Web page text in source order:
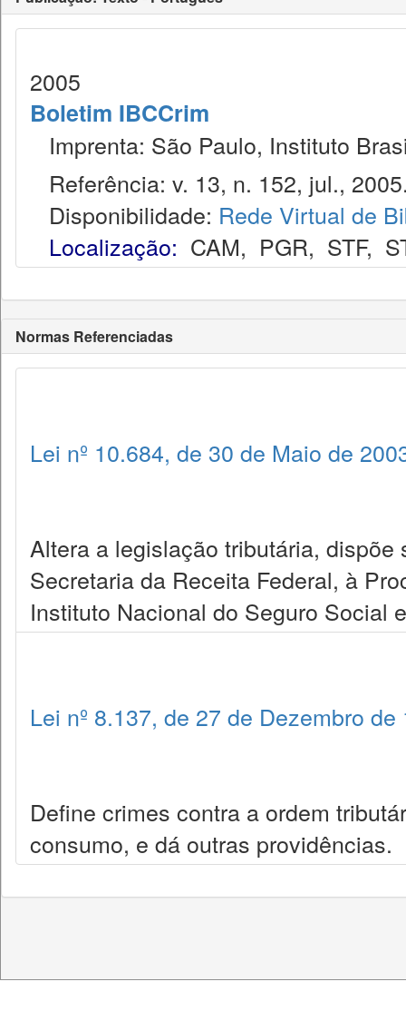
2005
Boletim IBCCrim
Imprenta: São Paulo, Instituto
Referência: v. 13, n. 152, jul.,
Disponibilidade: Rede Virtual de
Localização: CAM, PGR, STF,
Normas Referenciadas
Lei nº 10.684, de 30 de Maio de
Altera a legislação tributária,
Secretaria da Receita Federal, à
Instituto Nacional do Seguro Social
Lei nº 8.137, de 27 de Dezembro de
Define crimes contra a ordem
consumo, e dá outras providências.